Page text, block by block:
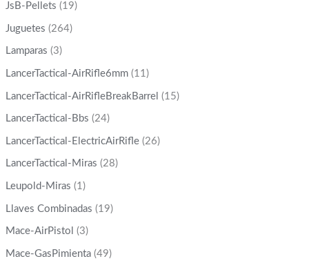
JsB-Pellets (19)
Juguetes (264)
Lamparas (3)
LancerTactical-AirRifle6mm (11)
LancerTactical-AirRifleBreakBarrel (15)
LancerTactical-Bbs (24)
LancerTactical-ElectricAirRifle (26)
LancerTactical-Miras (28)
Leupold-Miras (1)
Llaves Combinadas (19)
Mace-AirPistol (3)
Mace-GasPimienta (49)